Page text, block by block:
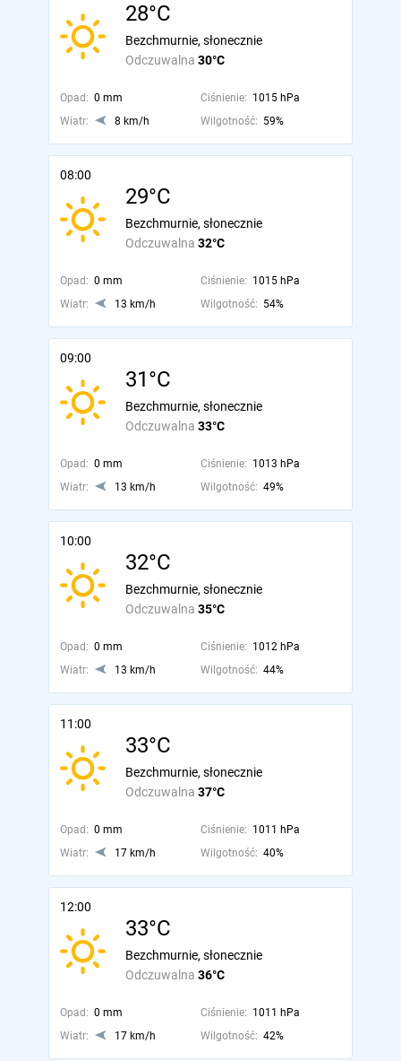
28°C
Odczuwalna 30°C
Bezchmurnie, słonecznie
Opad: 0 mm Ciśnienie: 1015 hPa
Wiatr:
8 km/h Wilgotność: 59%
08:00
29°C
Odczuwalna 32°C
Bezchmurnie, słonecznie
Opad: 0 mm Ciśnienie: 1015 hPa
Wiatr:
13 km/h Wilgotność: 54%
09:00
31°C
Odczuwalna 33°C
Bezchmurnie, słonecznie
Opad: 0 mm Ciśnienie: 1013 hPa
Wiatr:
13 km/h Wilgotność: 49%
10:00
32°C
Odczuwalna 35°C
Bezchmurnie, słonecznie
Opad: 0 mm Ciśnienie: 1012 hPa
Wiatr:
13 km/h Wilgotność: 44%
11:00
33°C
Odczuwalna 37°C
Bezchmurnie, słonecznie
Opad: 0 mm Ciśnienie: 1011 hPa
Wiatr:
17 km/h Wilgotność: 40%
12:00
33°C
Odczuwalna 36°C
Bezchmurnie, słonecznie
Opad: 0 mm Ciśnienie: 1011 hPa
Wiatr:
17 km/h Wilgotność: 42%